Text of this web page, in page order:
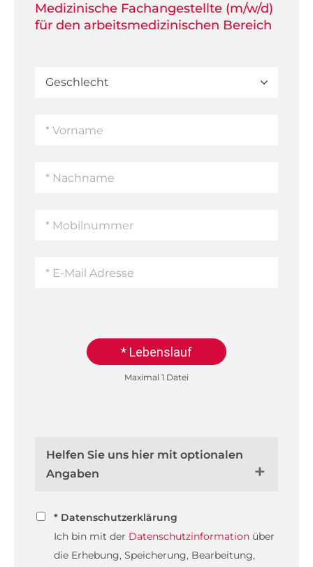
Medizinische Fachangestellte (m/w/d)
für den arbeitsmedizinischen Bereich
* Lebenslauf
Maximal 1 Datei
Helfen Sie uns hier mit optionalen
Angaben
* Datenschutzerklärung
Ich bin mit der Datenschutzinformation über
die Erhebung, Speicherung, Bearbeitung,